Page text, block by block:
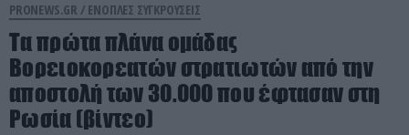
PRONEWS.GR / ΕΝΟΠΛΕΣ ΣΥΓΚΡΟΥΣΕΙΣ
Τα πρώτα πλάνα ομάδας
Βορειοκορεατών στρατιωτών από την
αποστολή των 30.000 που έφτασαν στη
Ρωσία (βίντεο)